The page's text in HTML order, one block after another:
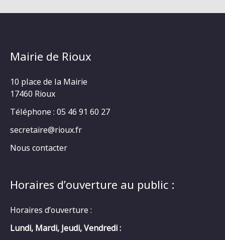
Mairie de Rioux
10 place de la Mairie
17460 Rioux
Téléphone : 05 46 91 60 27
secretaire@rioux.fr
Nous contacter
Horaires d’ouverture au public :
Horaires d’ouverture :
Lundi, Mardi, Jeudi, Vendredi :